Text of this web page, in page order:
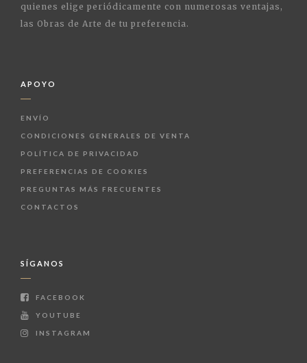
quienes elige periódicamente con numerosas ventajas,
las Obras de Arte de tu preferencia.
APOYO
ENVÍO
CONDICIONES GENERALES DE VENTA
POLÍTICA DE PRIVACIDAD
PREFERENCIAS DE COOKIES
PREGUNTAS MÁS FRECUENTES
CONTACTOS
SÍGANOS
FACEBOOK
YOUTUBE
INSTAGRAM